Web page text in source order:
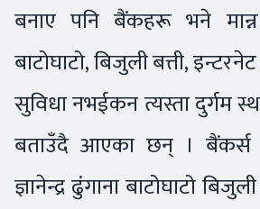
बनाए पनि बैंकहरू भने
बाटोघाटो, बिजुली बत्ती,
सुविधा नभईकन त्यस्ता दुर्गम
बताउँदै आएका छन् । बैंकर्स
ज्ञानेन्द्र ढुंगाना बाटोघाटो